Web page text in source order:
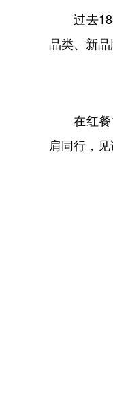
过去18年
品类、新
在红餐18
肩同行，